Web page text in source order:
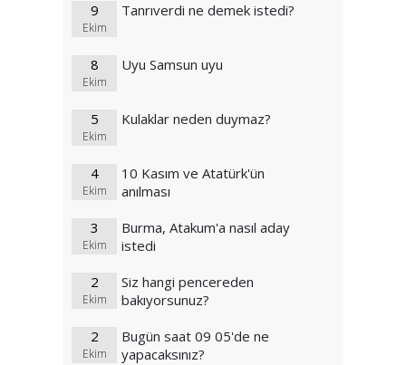
9
Ekim
Tanrıverdi ne demek istedi?
8
Ekim
Uyu Samsun uyu
5
Ekim
Kulaklar neden duymaz?
4
Ekim
10 Kasım ve Atatürk'ün
anılması
3
Ekim
Burma, Atakum'a nasıl aday
istedi
2
Ekim
Siz hangi pencereden
bakıyorsunuz?
2
Ekim
Bugün saat 09 05'de ne
yapacaksınız?